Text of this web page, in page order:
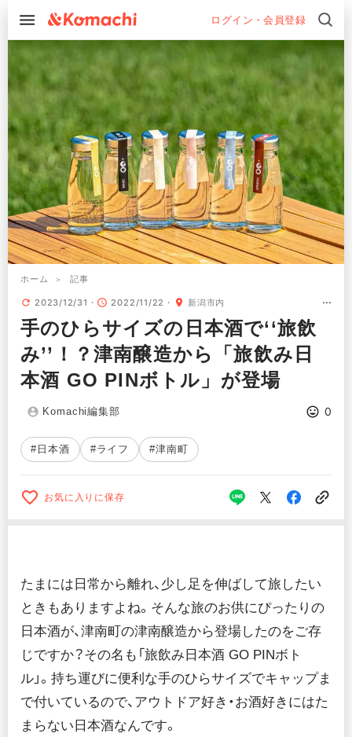
ログイン・会員登録
ホーム 記事
2023/12/31 2022/11/22 新潟市内
手のひらサイズの日本酒で‘‘旅飲
み’’！？津南醸造から「旅飲み日
本酒 GO PINボトル」が登場
Komachi編集部 0
#日本酒 #ライフ #津南町
お気に入りに保存
たまには日常から離れ、少し足を伸ばして旅したい
ときもありますよね。そんな旅のお供にぴったりの
日本酒が、津南町の津南醸造から登場したのをご存
じですか？その名も「旅飲み日本酒 GO PINボト
ル」。持ち運びに便利な手のひらサイズでキャップま
で付いているので、アウトドア好き・お酒好きにはた
まらない日本酒なんです。